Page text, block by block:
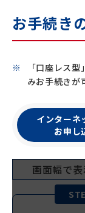
お手続き
「口座レス
みお手続きが
インターネ
お申し
画面幅で